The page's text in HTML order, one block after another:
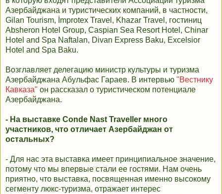
Азербайджана и туристических компаний, в частности,
Gilan Tourism, İmprotex Travel, Khazar Travel, гостиниц
Absheron Hotel Group, Caspian Sea Resort Hotel, Chinar
Hotel and Spa Naftalan, Divan Express Baku, Excelsior
Hotel and Spa Baku.
Возглавляет делегацию министр культуры и туризма
Азербайджана Абульфас Гараев. В интервью "Вестнику
Кавказа" он рассказал о туристическом потенциале
Азербайджана.
- На выставке Conde Nast Traveller много
участников, что отличает Азербайджан от
остальных?
- Для нас эта выставка имеет принципиальное значение,
потому что мы впервые стали ее гостями. Нам очень
приятно, что выставка, посвященная именно высокому
сегменту люкс-туризма, отражает интерес